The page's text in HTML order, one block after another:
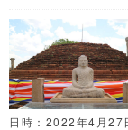
日時：2022年4月